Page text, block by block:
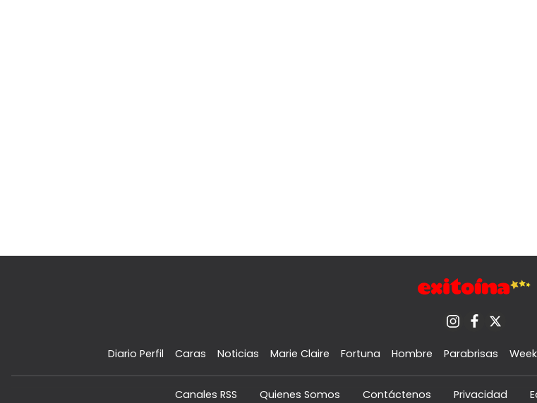
Diario Perfil Caras Noticias Marie Claire Fortuna Hombre Parabrisas
Canales RSS Quienes Somos Contáctenos Privacidad